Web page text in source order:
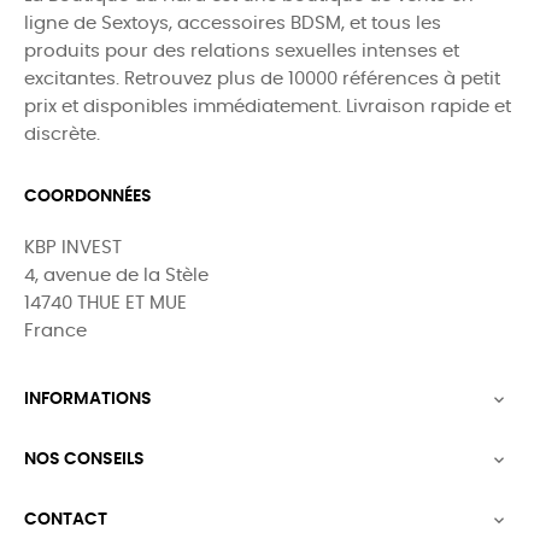
ligne de Sextoys, accessoires BDSM, et tous les
produits pour des relations sexuelles intenses et
excitantes. Retrouvez plus de 10000 références à petit
prix et disponibles immédiatement. Livraison rapide et
discrète.
COORDONNÉES
KBP INVEST
4, avenue de la Stèle
14740 THUE ET MUE
France
INFORMATIONS 
NOS CONSEILS 
CONTACT 